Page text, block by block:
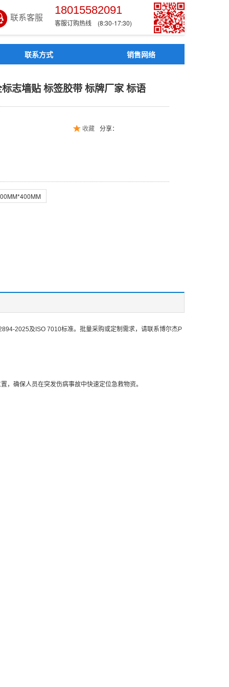
联系客服
18015582091
客服订购热线 (8:30-17:30)
联系方式 销售网络
全标志墙贴 标签胶带
志墙贴 标签胶带 标牌厂家 标语
收藏 分享：
2025及ISO 7010标准。批量采购或定制需求，请联系博尔杰P
，确保人员在突发伤病事故中快速定位急救物资。